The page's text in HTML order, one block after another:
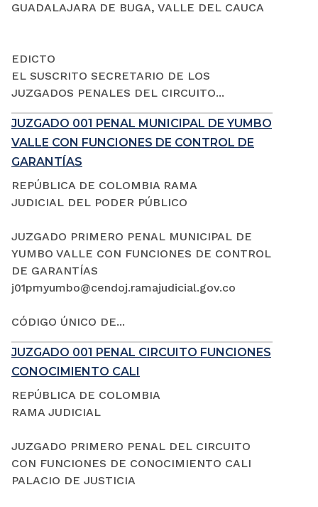
GUADALAJARA DE BUGA, VALLE DEL CAUCA
EDICTO
EL SUSCRITO SECRETARIO DE LOS
JUZGADOS PENALES DEL CIRCUITO...
JUZGADO 001 PENAL MUNICIPAL DE YUMBO
VALLE CON FUNCIONES DE CONTROL DE
GARANTÍAS
REPÚBLICA DE COLOMBIA RAMA
JUDICIAL DEL PODER PÚBLICO
JUZGADO PRIMERO PENAL MUNICIPAL DE
YUMBO VALLE CON FUNCIONES DE CONTROL
DE GARANTÍAS
j01pmyumbo@cendoj.ramajudicial.gov.co
CÓDIGO ÚNICO DE...
JUZGADO 001 PENAL CIRCUITO FUNCIONES
CONOCIMIENTO CALI
REPÚBLICA DE COLOMBIA
RAMA JUDICIAL
JUZGADO PRIMERO PENAL DEL CIRCUITO
CON FUNCIONES DE CONOCIMIENTO CALI
PALACIO DE JUSTICIA